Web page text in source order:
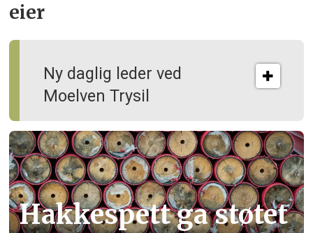
eier
Ny daglig leder ved
Moelven Trysil
Hakkespett ga støtet